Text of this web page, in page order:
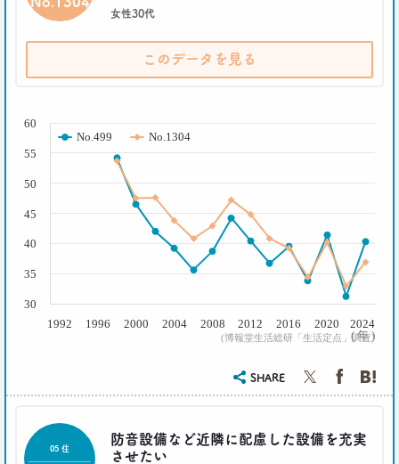
女性30代
このデータを見る
( 年 )
(博報堂生活総研「生活定点」調査)
No.499 No.1304
1992 1996 2000 2004 2008 2012 2016 2020 2024
30
35
40
45
50
55
60
SHARE
防音設備など近隣に配慮した設備を充実
させたい
05 住